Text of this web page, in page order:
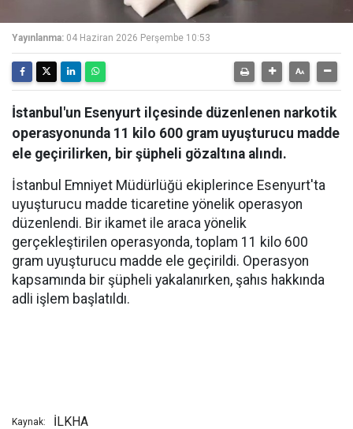
Yayınlanma: 04 Haziran 2026 Perşembe 10:53
İstanbul'un Esenyurt ilçesinde düzenlenen narkotik
operasyonunda 11 kilo 600 gram uyuşturucu madde
ele geçirilirken, bir şüpheli gözaltına alındı.
İstanbul Emniyet Müdürlüğü ekiplerince Esenyurt'ta
uyuşturucu madde ticaretine yönelik operasyon
düzenlendi. Bir ikamet ile araca yönelik
gerçekleştirilen operasyonda, toplam 11 kilo 600
gram uyuşturucu madde ele geçirildi. Operasyon
kapsamında bir şüpheli yakalanırken, şahıs hakkında
adli işlem başlatıldı.
Kaynak: İLKHA